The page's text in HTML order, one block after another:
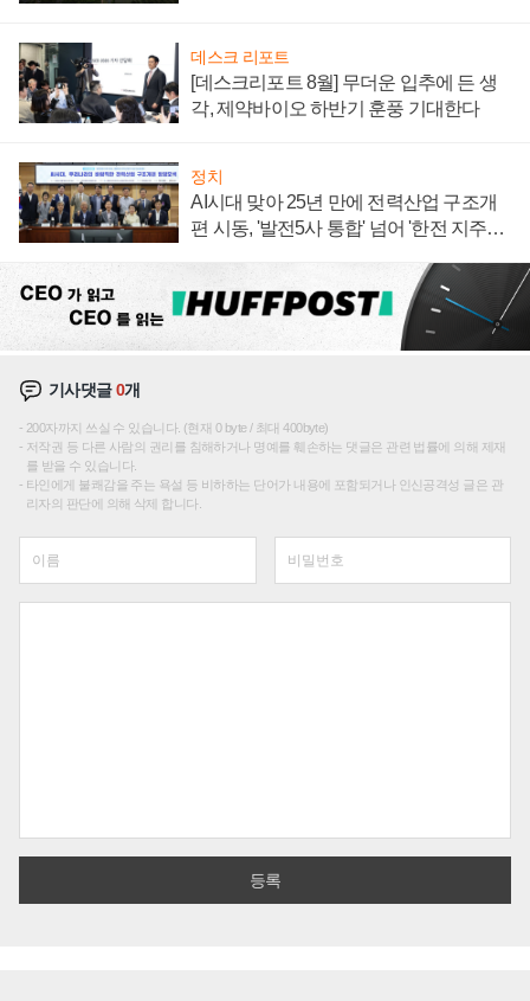
데스크 리포트
[데스크리포트 8월] 무더운 입추에 든 생
각, 제약바이오 하반기 훈풍 기대한다
정치
AI시대 맞아 25년 만에 전력산업 구조개
편 시동, '발전5사 통합' 넘어 '한전 지주사'
기사댓글0개
200자까지 쓰실 수 있습니다. (현재 0 byte / 최대 400byte)
저작권 등 다른 사람의 권리를 침해하거나 명예를 훼손하는 댓글은 관련 법률에 의해 제재
를 받을 수 있습니다.
타인에게 불쾌감을 주는 욕설 등 비하하는 단어가 내용에 포함되거나 인신공격성 글은 관
리자의 판단에 의해 삭제 합니다.